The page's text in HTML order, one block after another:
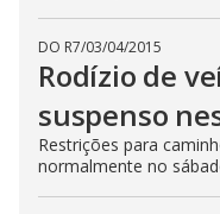
DO R7/03/04/2015
Rodízio de
suspenso
Restrições para
normalmente no